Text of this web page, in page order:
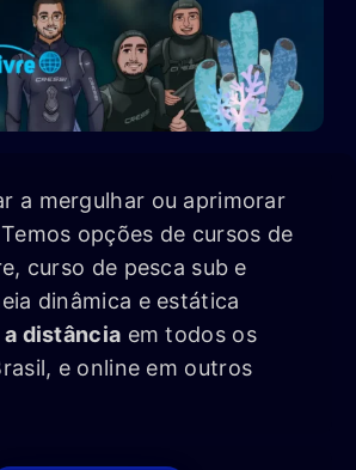
a mergulhar ou aprimorar
opções de cursos de
curso de pesca sub e
dinâmica e estática
distância em todos os
e online em outros